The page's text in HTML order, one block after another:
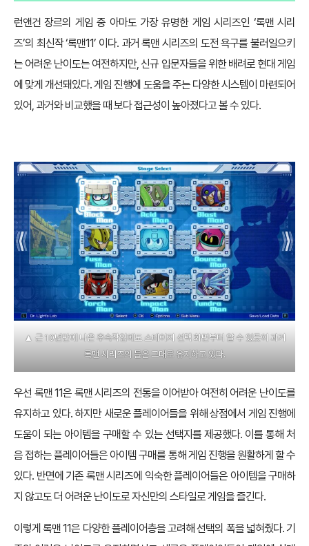
런앤건 장르의 게임 중 아마도 가장 유명한 게임 시리즈인 ‘록맨 시리
즈’의 최신작 ‘록맨11’ 이다. 과거 록맨 시리즈의 도전 욕구를 불러일으키
는 어려운 난이도는 여전하지만, 신규 입문자들을 위한 배려로 현대 게임
에 맞게 개선돼있다. 게임 진행에 도움을 주는 다양한 시스템이 마련되어
있어, 과거와 비교했을 때 보다 접근성이 높아졌다고 볼 수 있다.
▲ 근 10년만에 나온 후속작임에도 스테이지 선택 화면부터 알 수 있듯이 과거
록맨 시리즈의 틀은 그대로 유지하고 있다.
우선 록맨 11은 록맨 시리즈의 전통을 이어받아 여전히 어려운 난이도를
유지하고 있다. 하지만 새로운 플레이어들을 위해 상점에서 게임 진행에
도움이 되는 아이템을 구매할 수 있는 선택지를 제공했다. 이를 통해 처
음 접하는 플레이어들은 아이템 구매를 통해 게임 진행을 원활하게 할 수
있다. 반면에 기존 록맨 시리즈에 익숙한 플레이어들은 아이템을 구매하
지 않고도 더 어려운 난이도로 자신만의 스타일로 게임을 즐긴다.
이렇게 록맨 11은 다양한 플레이어층을 고려해 선택의 폭을 넓혀줬다. 기